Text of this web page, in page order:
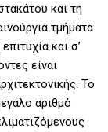
και τη
τμήματα
και σ’
είναι
Το
αριθμό